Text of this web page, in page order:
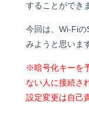
することができ
今回は、Wi-Fi
みようと思いま
※暗号化キーを
ない人に接続さ
設定変更は自己